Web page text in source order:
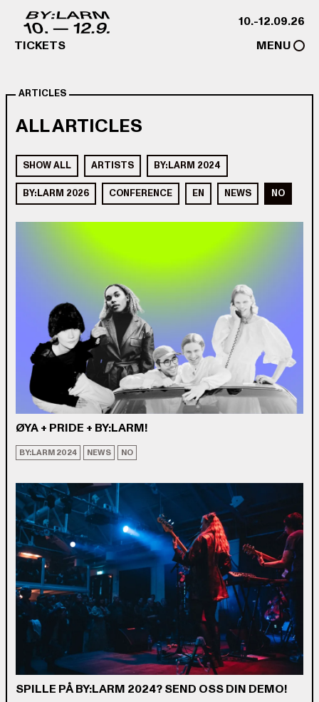
Skip to content
10.-12.09.26
TICKETS
MENU
ARTICLES
ALL ARTICLES
SHOW ALL ARTISTS BY:LARM 2024
BY:LARM 2026 CONFERENCE EN NEWS NO
ØYA + PRIDE + BY:LARM!
BY:LARM 2024 NEWS NO
SPILLE PÅ BY:LARM 2024? SEND OSS DIN DEMO!